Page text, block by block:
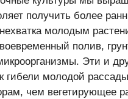
получить более
молодым
полив,
Эти и
гибели молодой
чем вегетирующее